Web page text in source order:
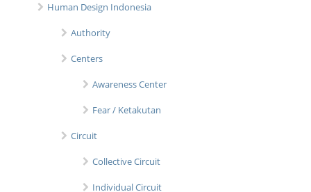
Human Design Indonesia
Authority
Centers
Awareness Center
Fear / Ketakutan
Circuit
Collective Circuit
Individual Circuit